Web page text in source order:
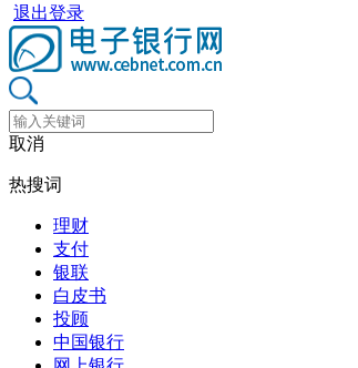
退出登录
取消
热搜词
理财
支付
银联
白皮书
投顾
中国银行